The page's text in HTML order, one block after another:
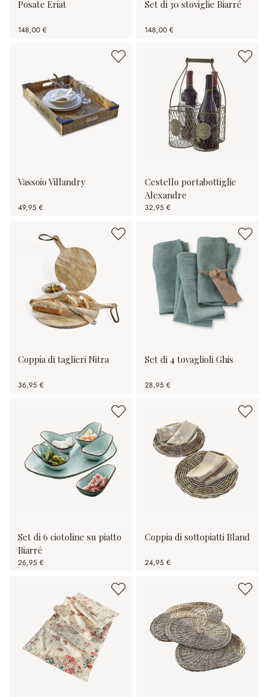
Posate Eriat
148,00 €
Set di 30 stoviglie Biarré
148,00 €
Vassoio Villandry
49,95 €
Cestello portabottiglie
Alexandre
32,95 €
Coppia di taglieri Nitra
36,95 €
Set di 4 tovaglioli Ghis
28,95 €
Set di 6 ciotoline su piatto
Biarré
26,95 €
Coppia di sottopiatti Bland
24,95 €